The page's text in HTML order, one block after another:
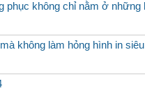
phục không chỉ nằm ở
không làm hỏng hình in